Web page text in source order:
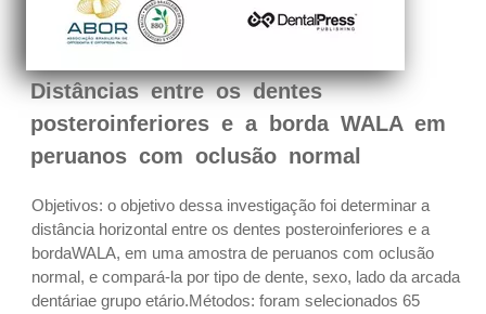
Distâncias entre os dentes
posteroinferiores e a borda WALA em
peruanos com oclusão normal
Objetivos: o objetivo dessa investigação foi determinar a
distância horizontal entre os dentes posteroinferiores e a
borda WALA, em uma amostra de peruanos com oclusão
normal, e compará-la por tipo de dente, sexo, lado da arcada
dentáriae grupo etário.Métodos: foram selecionados 65